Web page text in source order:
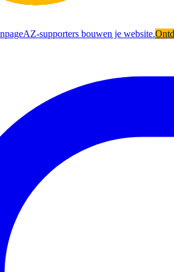
AZ-supporters bouwen je website.